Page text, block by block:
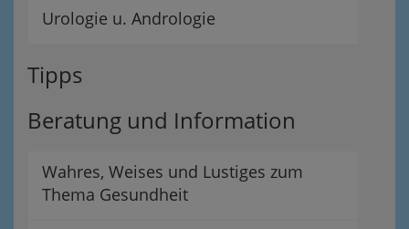
Urologie u. Andrologie
Tipps
Beratung und Information
Wahres, Weises und Lustiges zum
Thema Gesundheit